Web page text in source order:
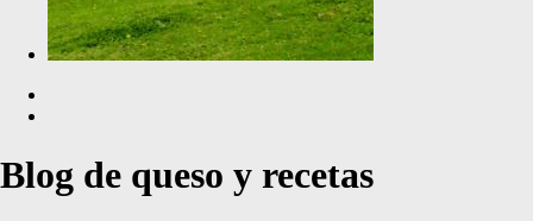
Blog de queso y recetas